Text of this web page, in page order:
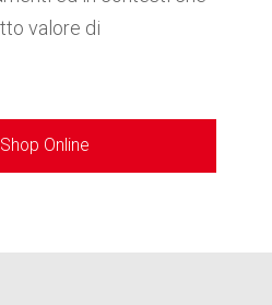
valore di
Shop Online